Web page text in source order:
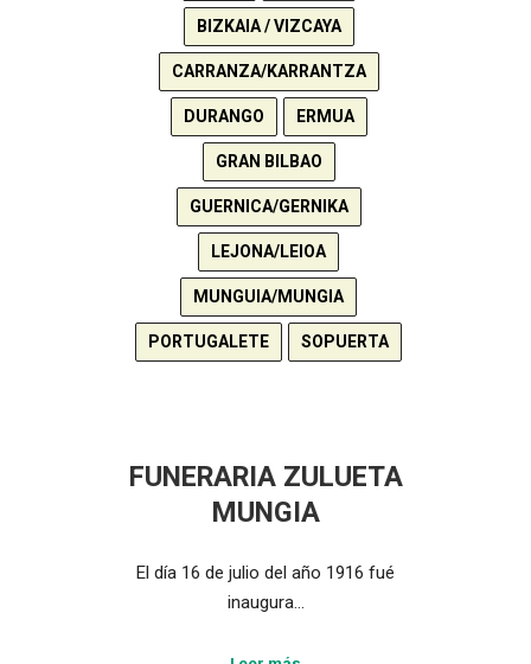
BIZKAIA / VIZCAYA
CARRANZA/KARRANTZA
DURANGO ERMUA
GRAN BILBAO
GUERNICA/GERNIKA
LEJONA/LEIOA
MUNGUIA/MUNGIA
PORTUGALETE SOPUERTA
FUNERARIA ZULUETA
MUNGIA
El día 16 de julio del año 1916 fué
inaugura…